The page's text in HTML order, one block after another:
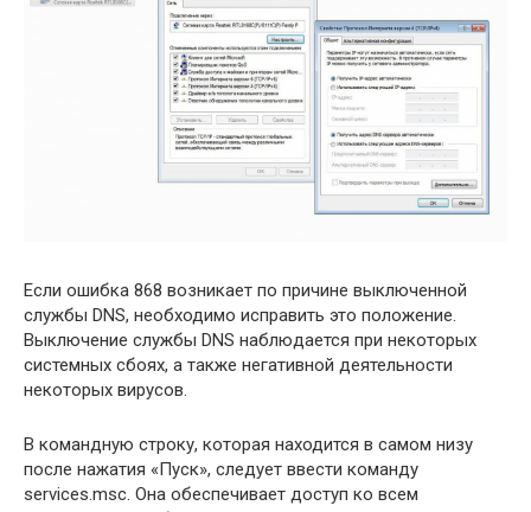
Если ошибка 868 возникает по причине выключенной
службы DNS, необходимо исправить это положение.
Выключение службы DNS наблюдается при некоторых
системных сбоях, а также негативной деятельности
некоторых вирусов.
В командную строку, которая находится в самом низу
после нажатия «Пуск», следует ввести команду
services.msc. Она обеспечивает доступ ко всем